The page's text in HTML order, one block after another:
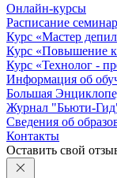
Онлайн-курсы
Расписание
Курс «Мастер
Курс «Повышение
Курс «Технолог -
Информация об
Большая
Журнал "Бьюти-
Сведения об
Контакты
Оставить свой